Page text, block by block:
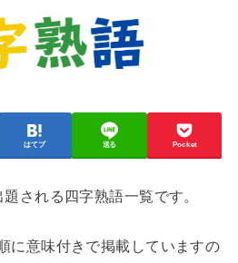
はてブ 送る Pocket
される四字熟語一覧です。
に意味付きで掲載していますの